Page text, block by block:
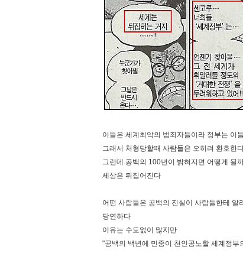
이들은 세계최악의 범죄자들이라 정부는 이
그래서 처형당할때 사람들은 오히려 환호한
그런데 공백의 100년이 밝혀지면 어떻게 될
세상은 뒤집어진다
어떤 사람들은 공백의 진실이 사람들한테 알
당연하다
이유는 수도없이 많지만
"공백의 백년에 민중이 천인공노할 세계정부